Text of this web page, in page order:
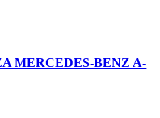
MERCEDES-BENZ A-